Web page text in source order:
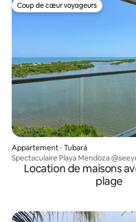
Coup de cœur voyageurs
Coup de cœur voyageurs
Appartement ⋅ Tubará
Spectaculaire Playa Mendoza
Location de maisons
plage